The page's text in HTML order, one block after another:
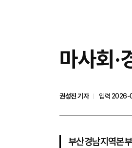
마사회·
권성진 기자
입력 2026-
부산경남지역본